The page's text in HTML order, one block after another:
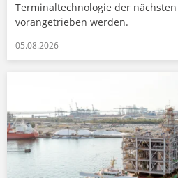
Terminaltechnologie der
vorangetrieben werden.
05.08.2026